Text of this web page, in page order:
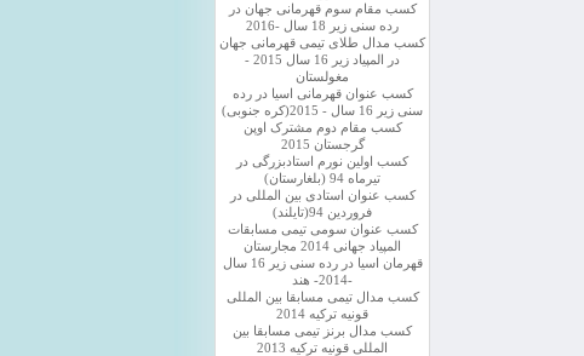
کسب مقام سوم قهرمانی جهان در
رده سنی زیر 18 سال -2016
کسب مدال طلای تیمی قهرمانی جهان
در المپیاد زیر 16 سال 2015 -
مغولستان
کسب عنوان قهرمانی اسیا در رده
سنی زیر 16 سال - 2015(کره جنوبی)
کسب مقام دوم مشترک اوپن
گرجستان 2015
کسب اولین نورم استادبزرگی در
تیرماه 94 (بلغارستان)
کسب عنوان استادی بین المللی در
فروردین 94(تایلند)
کسب عنوان سومی تیمی مسابقات
المپیاد جهانی 2014 مجارستان
قهرمان اسیا در رده سنی زیر 16 سال
-2014- هند
کسب مدال تیمی مسابقا بین المللی
قونیه ترکیه 2014
کسب مدال برنز تیمی مسابقا بین
المللی قونیه ترکیه 2013